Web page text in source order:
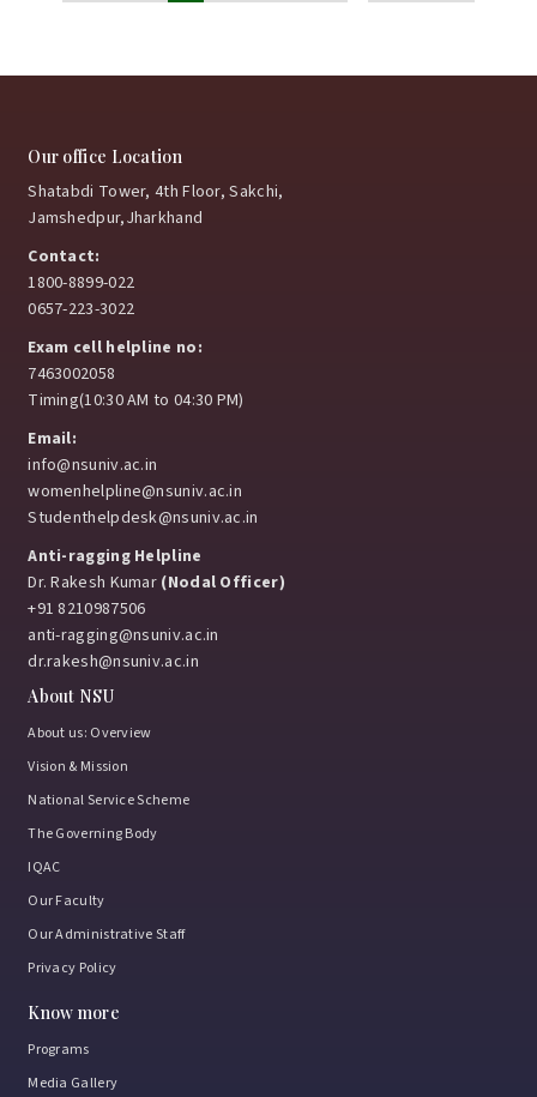
Our office Location
Shatabdi Tower, 4th Floor, Sakchi,
Jamshedpur,Jharkhand
Contact:
1800-8899-022
0657-223-3022
Exam cell helpline no:
7463002058
Timing(10:30 AM to 04:30 PM)
Email:
info@nsuniv.ac.in
womenhelpline@nsuniv.ac.in
Studenthelpdesk@nsuniv.ac.in
Anti-ragging Helpline
Dr. Rakesh Kumar (Nodal Officer)
+91 8210987506
anti-ragging@nsuniv.ac.in
dr.rakesh@nsuniv.ac.in
About NSU
About us: Overview
Vision & Mission
National Service Scheme
The Governing Body
IQAC
Our Faculty
Our Administrative Staff
Privacy Policy
Know more
Programs
Media Gallery